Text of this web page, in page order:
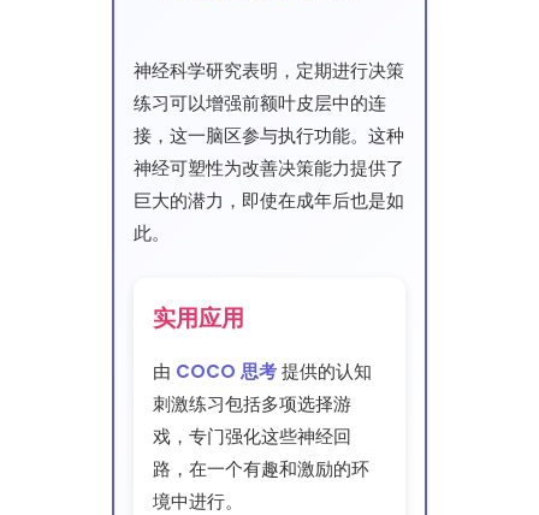
神经科学研究表明，定期进行决策
练习可以增强前额叶皮层中的连
接，这一脑区参与执行功能。这种
神经可塑性为改善决策能力提供了
巨大的潜力，即使在成年后也是如
此。
实用应用
由 COCO 思考提供的认知
刺激练习包括多项选择游
戏，专门强化这些神经回
路，在一个有趣和激励的环
境中进行。